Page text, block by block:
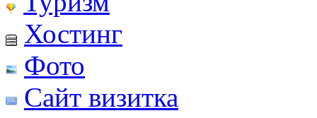
Хостинг
Фото
Сайт визитка